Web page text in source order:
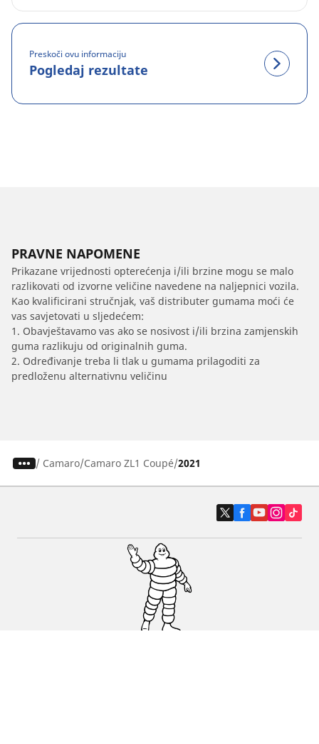
Preskoči ovu informaciju
Pogledaj rezultate
PRAVNE NAPOMENE
Prikazane vrijednosti opterećenja i/ili brzine mogu se malo
razlikovati od izvorne veličine navedene na naljepnici vozila.
Kao kvalificirani stručnjak, vaš distributer gumama moći će
vas savjetovati u sljedećem:
1. Obavještavamo vas ako se nosivost i/ili brzina zamjenskih
guma razlikuju od originalnih guma.
2. Određivanje treba li tlak u gumama prilagoditi za
predloženu alternativnu veličinu
/ Camaro Camaro ZL1 Coupé 2021